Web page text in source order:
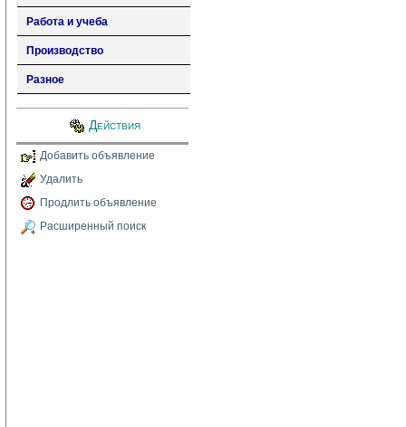
Работа и учеба
Производство
Разное
Действия
Добавить объявление
Удалить
Продлить объявление
Расширенный поиск